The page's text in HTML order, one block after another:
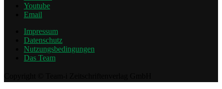
Youtube
Email
Impressum
Datenschutz
Nutzungsbedingungen
Das Team